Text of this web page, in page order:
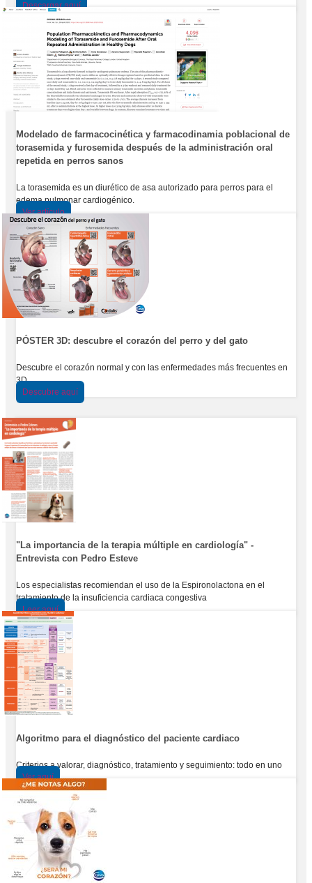
Descargar aquí
Modelado de farmacocinética y farmacodinamia poblacional de
torasemida y furosemida después de la administración oral
repetida en perros sanos
La torasemida es un diurético de asa autorizado para perros para el
edema pulmonar cardiogénico.
Ver artículo
PÓSTER 3D: descubre el corazón del perro y del gato
Descubre el corazón normal y con las enfermedades más frecuentes en
3D.
Descubre aquí
"La importancia de la terapia múltiple en cardiología" -
Entrevista con Pedro Esteve
Los especialistas recomiendan el uso de la Espironolactona en el
tratamiento de la insuficiencia cardiaca congestiva
Leer aquí
Algoritmo para el diagnóstico del paciente cardiaco
Criterios a valorar, diagnóstico, tratamiento y seguimiento: todo en uno
Ver aquí